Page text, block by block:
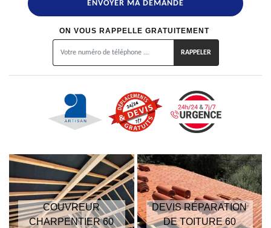
ON VOUS RAPPELLE GRATUITEMENT
COUVREUR
CHARPENTIER 60
DEVIS RÉPARATION
DE TOITURE 60